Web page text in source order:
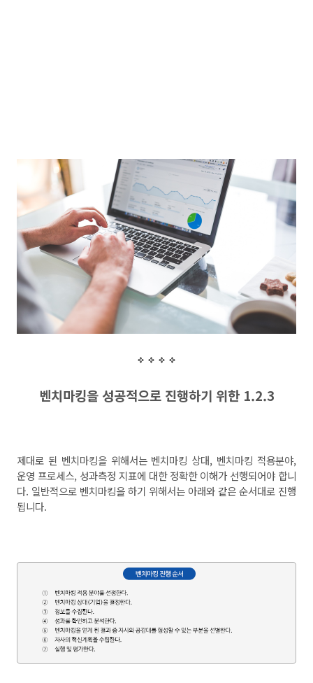
벤치마킹을 성공적으로 진행하기 위한1.2.3
제대로 된 벤치마킹을 위해서는 벤치마킹 상대, 벤치마킹 적용분야,
운영 프로세스, 성과측정 지표에 대한 정확한 이해가 선행되어야 합니
다. 일반적으로 벤치마킹을 하기 위해서는 아래와 같은 순서대로 진행
됩니다.